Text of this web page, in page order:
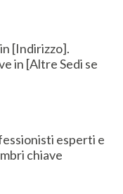
[Indirizzo].
in [Altre Sedi se
esperti e
chiave